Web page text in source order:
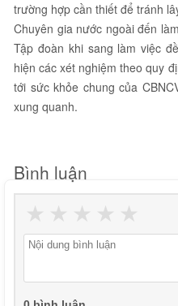
trường hợp cần thiết để tránh
Chuyên gia nước ngoài đến
Tập đoàn khi sang làm việc
hiện các xét nghiệm theo quy
tới sức khỏe chung của
xung quanh.
Bình luận
★
★
★
★
★